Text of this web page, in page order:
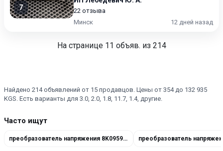
7
22 отзыва
Минск
12 дней назад
На странице 11 объяв. из 214
Найдено 214 объявлений от 15 продавцов. Цены от 354 до 132 935
KGS. Есть варианты для 3.0, 2.0, 1.8, 11.7, 1.4, другие.
Часто ищут
преобразователь напряжения 8K0959663 преобразователь